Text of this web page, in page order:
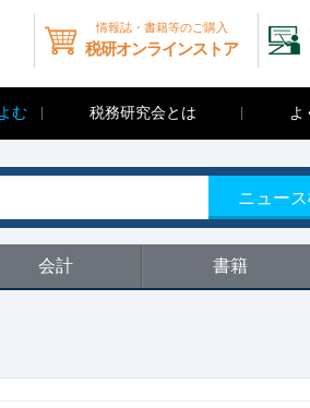
情報誌・書籍等のご購入
税研オンラインストア
む 税務研究会とは よ
ニュー
会計 書籍